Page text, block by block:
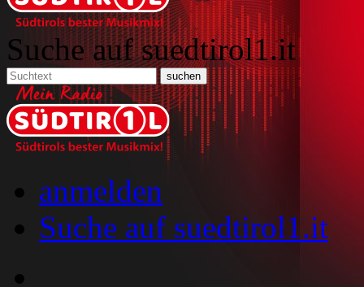
Suche auf suedtirol1.it
anmelden
Suche auf suedtirol1.it